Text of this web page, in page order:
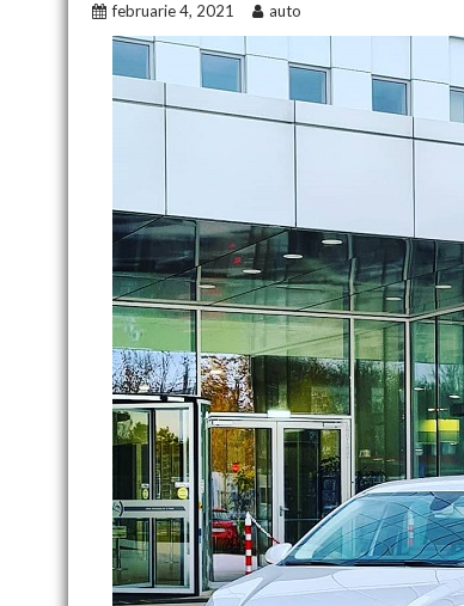
februarie 4, 2021 auto